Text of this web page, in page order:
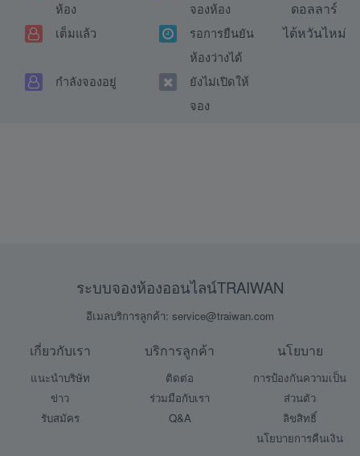
ห้อง
จองห้อง
เต็มแล้ว
รอการยืนยัน
ห้องว่างได้
กำลังจองอยู่
ยังไม่เปิดให้
จอง
ดอลลาร์
ไต้หวันไหม่
ระบบจองห้องออนไลน์TRAIWAN
อีเมลบริการลูกค้า: service@traiwan.com
เกี่ยวกับเรา
แนะนำบริษัท
ข่าว
รับสมัคร
บริการลูกค้า
ติดต่อ
ร่วมมือกับเรา
Q&A
นโยบาย
การป้องกันความเป็น
ส่วนตัว
ลิขสิทธิ์
นโยบายการคืนเงิน